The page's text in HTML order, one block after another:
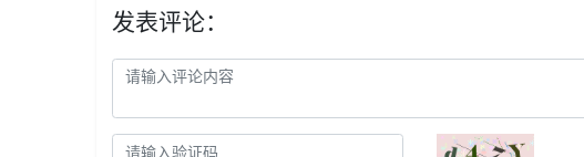
发表评论：